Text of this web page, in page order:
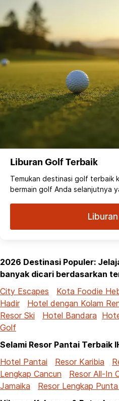
Liburan Golf Terbaik
Temukan destinasi golf terbaik
bermain golf Anda selanjutnya
2026 Destinasi Populer:
banyak dicari berdasarkan
City Escapes
Kota Foodie
Hadir
Hotel dengan Kolam
Resor Ski
Hotel Bandara
Golf
Selami Resor Pantai Terbaik
Hotel Pantai
Resor Karibia
Lengkap Cancun
Resor All-In
Jamaika
Resor Lengkap